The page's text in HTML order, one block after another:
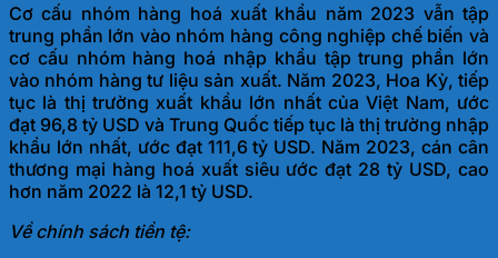
Cơ cấu nhóm hàng hoá xuất khẩu năm 2023 vẫn tập
trung phần lớn vào nhóm hàng công nghiệp chế biến và
cơ cấu nhóm hàng hoá nhập khẩu tập trung phần lớn
vào nhóm hàng tư liệu sản xuất. Năm 2023, Hoa Kỳ, tiếp
tục là thị trường xuất khẩu lớn nhất của Việt Nam, ước
đạt 96,8 tỷ USD và Trung Quốc tiếp tục là thị trường nhập
khẩu lớn nhất, ước đạt 111,6 tỷ USD. Năm 2023, cán cân
thương mại hàng hoá xuất siêu ước đạt 28 tỷ USD, cao
hơn năm 2022 là 12,1 tỷ USD.
Về chính sách tiền tệ: